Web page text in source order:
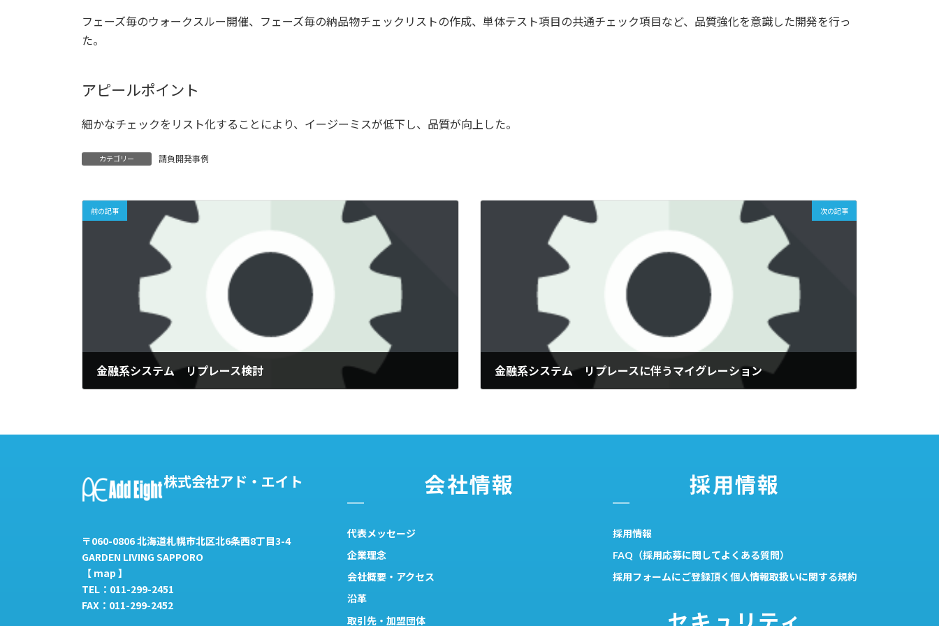
フェーズ毎のウォークスルー開催、フェーズ毎の納品物チェックリストの作成、単体テスト項目の共通チェック項目など、品質強化を意識した開発を行っ
た。
アピールポイント
細かなチェックをリスト化することにより、イージーミスが低下し、品質が向上した。
カテゴリー 請負開発事例
前の記事
金融系システム リプレース検討
次の記事
金融系システム リプレースに伴うマイグレーション
株式会社アド・エイト
〒060-0806 北海道札幌市北区北6条西8丁目3-4
GARDEN LIVING SAPPORO
【 map 】
TEL：011-299-2451
FAX：011-299-2452
会社情報
代表メッセージ
企業理念
会社概要・アクセス
沿革
取引先・加盟団体
採用情報
採用情報
FAQ（採用応募に関してよくある質問）
採用フォームにご登録頂く個人情報取扱いに関する規約